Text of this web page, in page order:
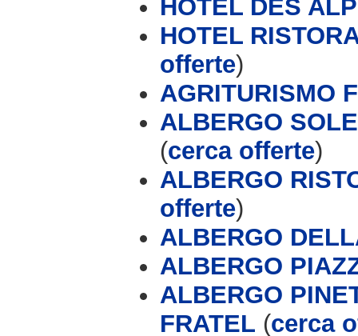
HOTEL DES
HOTEL
offerte)
AGRITURISMO
ALBERGO
(cerca offerte)
ALBERGO
offerte)
ALBERGO
ALBERGO
ALBERGO
FRATEL (cerca